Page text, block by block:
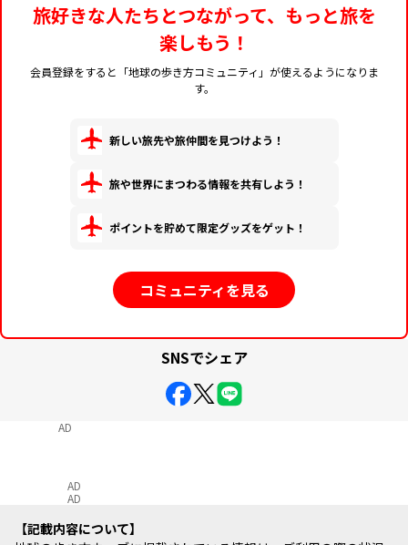
旅好きな人たちとつながって、もっと旅を
楽しもう！
会員登録をすると「地球の歩き方コミュニティ」が使えるようになりま
す。
新しい旅先や旅仲間を見つけよう！
旅や世界にまつわる情報を共有しよう！
ポイントを貯めて限定グッズをゲット！
コミュニティを見る
SNSでシェア
AD
AD
AD
記載内容について